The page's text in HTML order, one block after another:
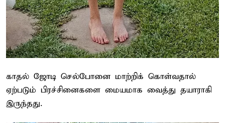
காதல் ஜோடி செல்போனை மாற்றிக் கொள்வதால்
ஏற்படும் பிரச்சினைகளை மையமாக வைத்து தயாராகி
இருந்தது.